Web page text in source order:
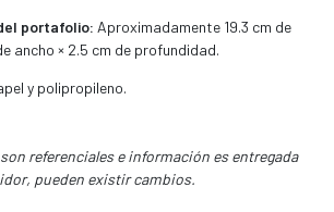
portafolio: Aproximadamente 19.3 cm de
ancho × 2.5 cm de profundidad.
y polipropileno.
referenciales e información es entregada
pueden existir cambios.